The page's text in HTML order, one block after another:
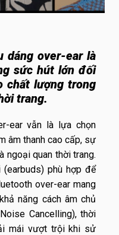
dáng over-ear là
sức hút lớn đối
chất lượng trong
trang.
ear vẫn là lựa chọn
âm thanh cao cấp, sự
ngoại quan thời trang.
phù hợp để
over-ear mang
năng cách âm chủ
Cancelling), thời
mái vượt trội khi sử